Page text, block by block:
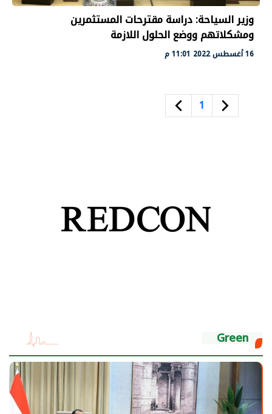
وزير السياحة: دراسة مقترحات المستثمرين
ومشكلاتهم ووضع الحلول اللازمة
16 أغسطس 2022 11:01 م
1
Green